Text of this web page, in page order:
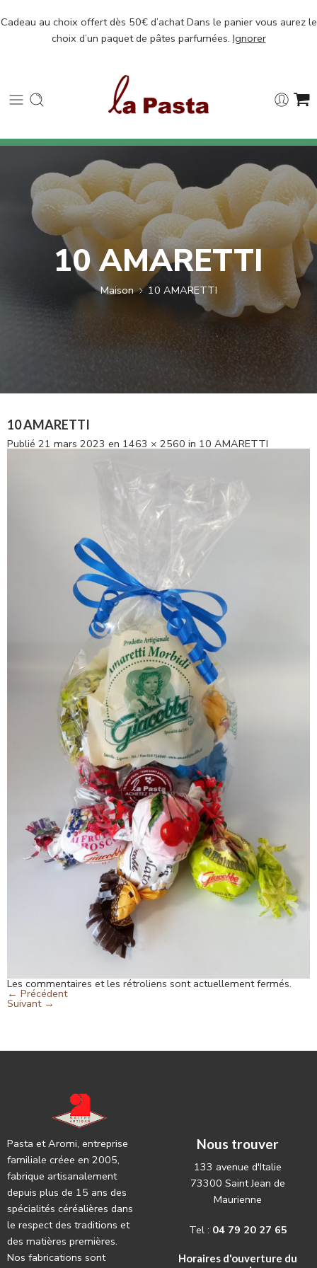
Cadeau au choix offert dès 50€ d’achat Dans le panier vous aurez le
choix d’un paquet de pâtes parfumées. Ignorer
10 AMARETTI
Maison 10 AMARETTI
10 AMARETTI
Publié 21 mars 2023 en 1463 × 2560 in 10 AMARETTI
Les commentaires et les rétroliens sont actuellement fermés.
← Précédent
Suivant →
Pasta et Aromi, entreprise
familiale créee en 2005,
fabrique artisanalement
depuis plus de 15 ans des
spécialités céréalières dans
le respect des traditions et
des matières premières.
Nos fabrications sont
Nous trouver
133 avenue d'Italie
73300 Saint Jean de
Maurienne
Tel : 04 79 20 27 65
Horaires d'ouverture du